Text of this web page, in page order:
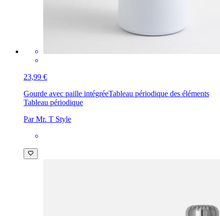
23,99 €
Gourde avec paille intégréeTableau périodique des éléments
Tableau périodique
Par Mr. T Style